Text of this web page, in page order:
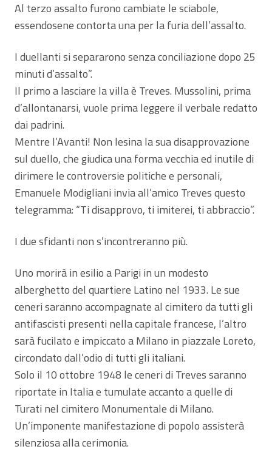
Al terzo assalto furono cambiate le sciabole,
essendosene contorta una per la furia dell’assalto.
I duellanti si separarono senza conciliazione dopo 25
minuti d’assalto”.
Il primo a lasciare la villa è Treves. Mussolini, prima
d’allontanarsi, vuole prima leggere il verbale redatto
dai padrini.
Mentre l’Avanti! Non lesina la sua disapprovazione
sul duello, che giudica una forma vecchia ed inutile di
dirimere le controversie politiche e personali,
Emanuele Modigliani invia all’amico Treves questo
telegramma: “Ti disapprovo, ti imiterei, ti abbraccio”.
I due sfidanti non s’incontreranno più.
Uno morirà in esilio a Parigi in un modesto
alberghetto del quartiere Latino nel 1933. Le sue
ceneri saranno accompagnate al cimitero da tutti gli
antifascisti presenti nella capitale francese, l’altro
sarà fucilato e impiccato a Milano in piazzale Loreto,
circondato dall’odio di tutti gli italiani.
Solo il 10 ottobre 1948 le ceneri di Treves saranno
riportate in Italia e tumulate accanto a quelle di
Turati nel cimitero Monumentale di Milano.
Un’imponente manifestazione di popolo assisterà
silenziosa alla cerimonia.